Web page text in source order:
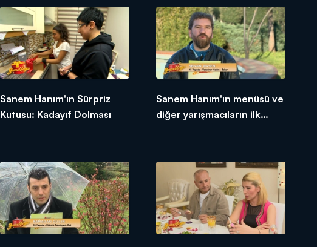
Sanem Hanım'ın Sürpriz
Kutusu: Kadayıf Dolması
Sanem Hanım'ın menüsü ve
diğer yarışmacıların ilk